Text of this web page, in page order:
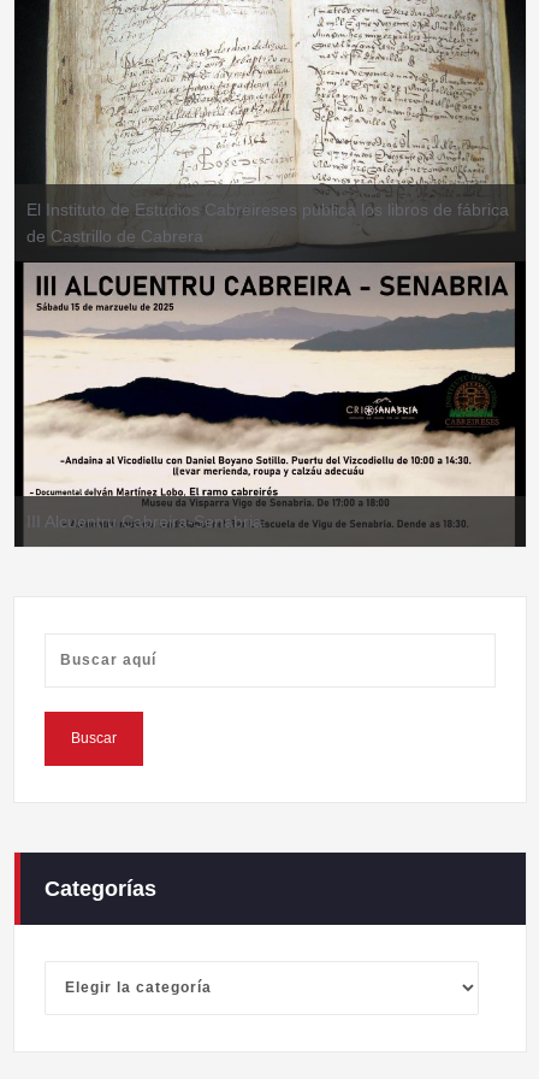
El Instituto de Estudios Cabreireses publica los libros de fábrica
de Castrillo de Cabrera
III Alcuentru Cabreira-Senabria
Categorías